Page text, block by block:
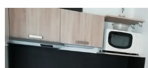
u
p
r
i